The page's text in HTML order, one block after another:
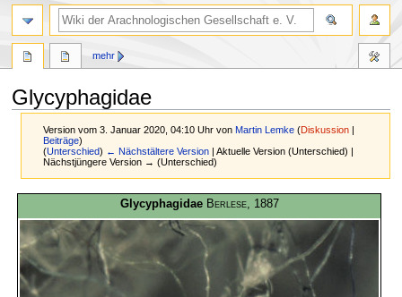
Glycyphagidae
Version vom 3. Januar 2020, 04:10 Uhr vonMartin Lemke (Diskussion |
Beiträge)
(Unterschied) ← Nächstältere Version | Aktuelle Version (Unterschied) |
Nächstjüngere Version → (Unterschied)
Navigation
springen
Suche
springen
Glycyphagidae Berlese, 1887
mehr